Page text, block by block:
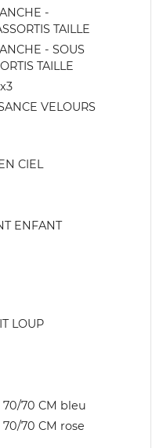
-
TAILLE
- SOUS
TAILLE
VELOURS
CIEL
ENFANT
LOUP
70/70 CM bleu
70/70 CM rose